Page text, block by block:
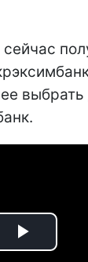
выбрать
Play